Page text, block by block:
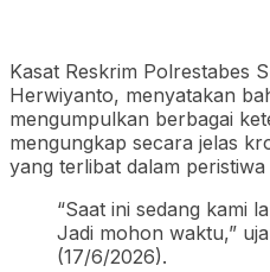
Kasat Reskrim Polrestabes
Herwiyanto, menyatakan
mengumpulkan berbagai
mengungkap secara jelas
yang terlibat dalam
“Saat ini sedang kami
Jadi mohon waktu,”
(17/6/2026).